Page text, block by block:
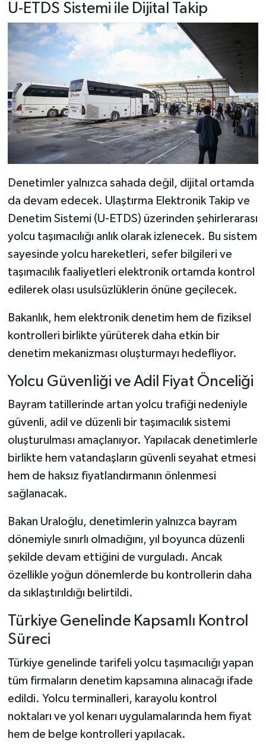
U-ETDS Sistemi ile Dijital Takip
Denetimler yalnızca sahada değil, dijital ortamda
da devam edecek. Ulaştırma Elektronik Takip ve
Denetim Sistemi (U-ETDS) üzerinden şehirlerarası
yolcu taşımacılığı anlık olarak izlenecek. Bu sistem
sayesinde yolcu hareketleri, sefer bilgileri ve
taşımacılık faaliyetleri elektronik ortamda kontrol
edilerek olası usulsüzlüklerin önüne geçilecek.
Bakanlık, hem elektronik denetim hem de fiziksel
kontrolleri birlikte yürüterek daha etkin bir
denetim mekanizması oluşturmayı hedefliyor.
Yolcu Güvenliği ve Adil Fiyat Önceliği
Bayram tatillerinde artan yolcu trafiği nedeniyle
güvenli, adil ve düzenli bir taşımacılık sistemi
oluşturulması amaçlanıyor. Yapılacak denetimlerle
birlikte hem vatandaşların güvenli seyahat etmesi
hem de haksız fiyatlandırmanın önlenmesi
sağlanacak.
Bakan Uraloğlu, denetimlerin yalnızca bayram
dönemiyle sınırlı olmadığını, yıl boyunca düzenli
şekilde devam ettiğini de vurguladı. Ancak
özellikle yoğun dönemlerde bu kontrollerin daha
da sıklaştırıldığı belirtildi.
Türkiye Genelinde Kapsamlı Kontrol
Süreci
Türkiye genelinde tarifeli yolcu taşımacılığı yapan
tüm firmaların denetim kapsamına alınacağı ifade
edildi. Yolcu terminalleri, karayolu kontrol
noktaları ve yol kenarı uygulamalarında hem fiyat
hem de belge kontrolleri yapılacak.